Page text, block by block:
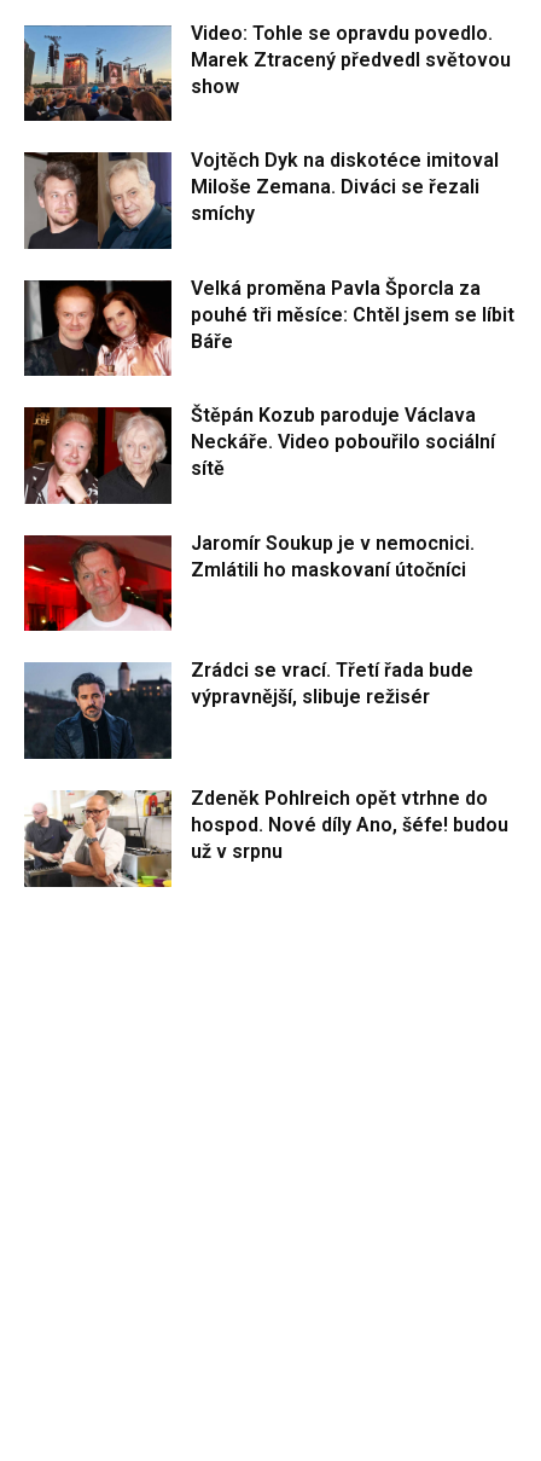
Video: Tohle se opravdu povedlo.
Marek Ztracený předvedl světovou
show
Vojtěch Dyk na diskotéce imitoval
Miloše Zemana. Diváci se řezali
smíchy
Velká proměna Pavla Šporcla za
pouhé tři měsíce: Chtěl jsem se líbit
Báře
Štěpán Kozub paroduje Václava
Neckáře. Video pobouřilo sociální
sítě
Jaromír Soukup je v nemocnici.
Zmlátili ho maskovaní útočníci
Zrádci se vrací. Třetí řada bude
výpravnější, slibuje režisér
Zdeněk Pohlreich opět vtrhne do
hospod. Nové díly Ano, šéfe! budou
už v srpnu